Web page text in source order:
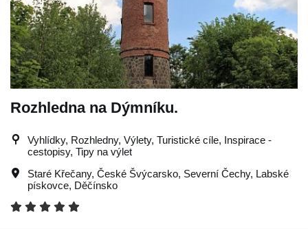
Rozhledna na Dýmníku.
Vyhlídky, Rozhledny, Výlety, Turistické cíle, Inspirace -
cestopisy, Tipy na výlet
Staré Křečany, České Švýcarsko, Severní Čechy, Labské
pískovce, Děčínsko